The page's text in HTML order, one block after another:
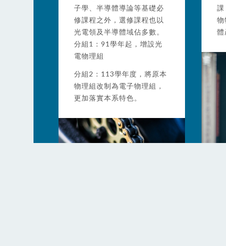
子學、半導體導論等基礎必
修課程之外，選修課程也以
光電領及半導體域佔多數。
分組1：91學年起，增設光
電物理組
分組2：113學年度，將原本
物理組改制為電子物理組，
更加落實本系特色。
課
物
體